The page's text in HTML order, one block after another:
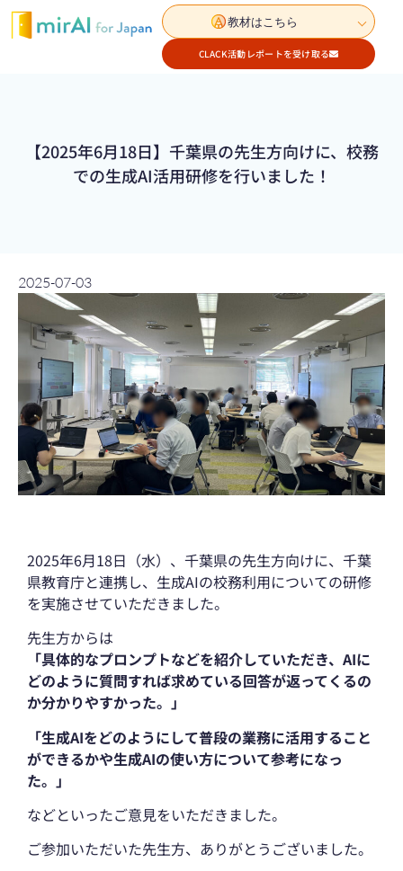
教材はこちら
CLACK活動レポートを受け取る
【2025年6月18日】千葉県の先生方向けに、校務
での生成AI活用研修を行いました！
2025-07-03
2025年6月18日（水）、千葉県の先生方向けに、千葉
県教育庁と連携し、 生成AIの校務利用についての研修
を実施させていただきました。
先生方からは
「具体的なプロンプトなどを紹介していただき、AIに
どのように質問すれば求めている回答が返ってくるの
か分かりやすかった。」
「生成AIをどのようにして普段の業務に活用すること
ができるかや生成AIの使い方について参考になっ
た。」
などといったご意見をいただきました。
ご参加いただいた先生方、ありがとうございました。